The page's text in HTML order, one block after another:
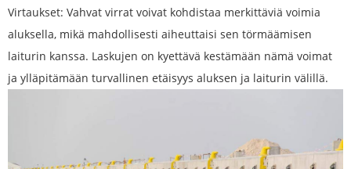
Virtaukset: Vahvat virrat voivat kohdistaa merkittäviä voimia
aluksella, mikä mahdollisesti aiheuttaisi sen törmäämisen
laiturin kanssa. Laskujen on kyettävä kestämään nämä voimat
ja ylläpitämään turvallinen etäisyys aluksen ja laiturin välillä.